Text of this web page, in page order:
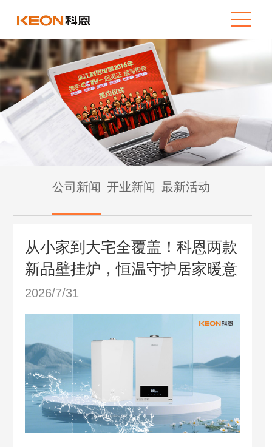
公司新闻 开业新闻 最新活动
从小家到大宅全覆盖！科恩两款
新品壁挂炉，恒温守护居家暖意
2026/7/31